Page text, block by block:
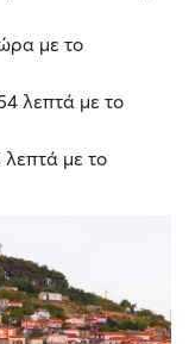
με το
λεπτά με το
με το